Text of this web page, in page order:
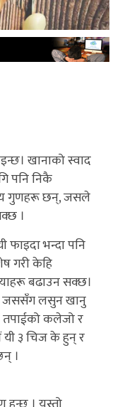
खानाको स्वाद
पनि निकै
गुणहरू छन्, जसले
।
फाइदा भन्दा पनि
गरी केहि
बढाउन सक्छ।
जससँग लसुन खानु
तपाईको कलेजो र
यी ३ चिज के हुन् र
।